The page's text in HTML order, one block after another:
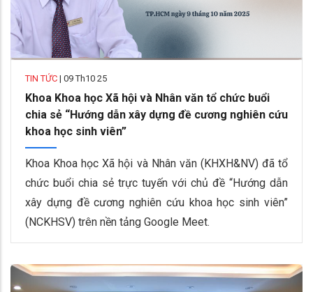
TIN TỨC | 09 Th10 25
Khoa Khoa học Xã hội và Nhân văn tổ chức buổi
chia sẻ “Hướng dẫn xây dựng đề cương nghiên cứu
khoa học sinh viên”
Khoa Khoa học Xã hội và Nhân văn (KHXH&NV) đã tổ
chức buổi chia sẻ trực tuyến với chủ đề “Hướng dẫn
xây dựng đề cương nghiên cứu khoa học sinh viên”
(NCKHSV) trên nền tảng Google Meet.